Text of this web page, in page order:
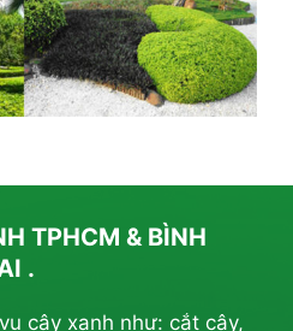
TPHCM & BÌNH
.
cây xanh như: cắt cây,